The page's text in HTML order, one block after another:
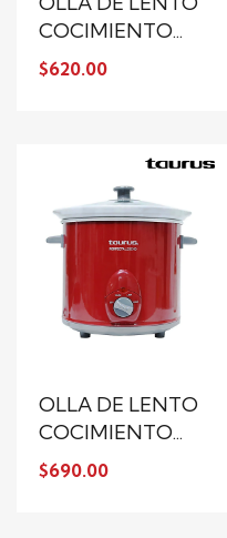
COCIMIENTO...
$620.00
OLLA DE LENTO
COCIMIENTO...
$690.00